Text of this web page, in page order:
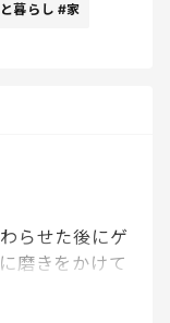
ってきた。笑
暮らし #家
らせた後にゲ
磨きをかけて